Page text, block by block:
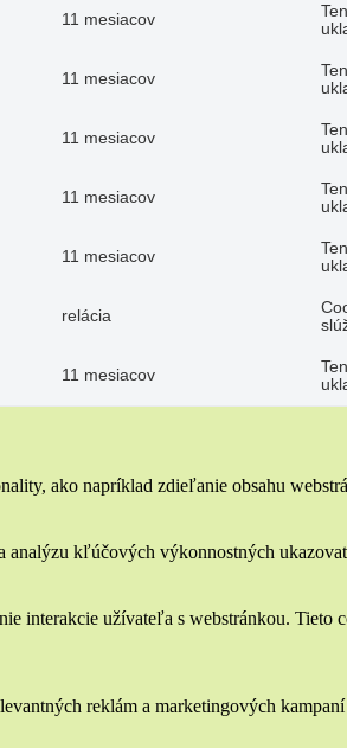
11 mesiacov
11 mesiacov
11 mesiacov
11 mesiacov
11 mesiacov
relácia
11 mesiacov
ako napríklad zdieľanie obsahu
analýzu kľúčových výkonnostných
interakcie užívateľa s webstránkou.
reklám a marketingových